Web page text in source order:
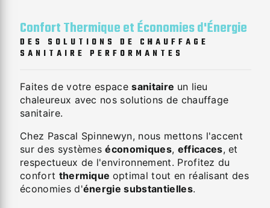
Confort Thermique et Économies d'Énergie
DES SOLUTIONS DE CHAUFFAGE
SANITAIRE PERFORMANTES
Faites de votre espacesanitaire un lieu
chaleureux avec nos solutions de chauffage
sanitaire.
Chez Pascal Spinnewyn, nous mettons l'accent
sur des systèmeséconomiques, efficaces, et
respectueux de l'environnement. Profitez du
confort thermique optimal tout en réalisant des
économies d'énergie substantielles.